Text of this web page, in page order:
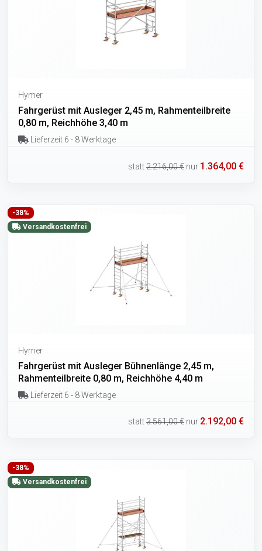
Hymer
Fahrgerüst mit Ausleger 2,45 m, Rahmenteilbreite
0,80 m, Reichhöhe 3,40 m
Lieferzeit 6 - 8 Werktage
statt2.216,00 € nur 1.364,00 €
-38%
Versandkostenfrei
Hymer
Fahrgerüst mit Ausleger Bühnenlänge 2,45 m,
Rahmenteilbreite 0,80 m, Reichhöhe 4,40 m
Lieferzeit 6 - 8 Werktage
statt3.561,00 € nur 2.192,00 €
-38%
Versandkostenfrei